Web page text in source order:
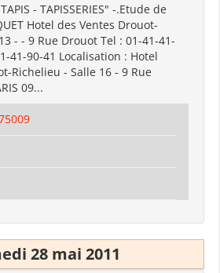
- TAPISSERIES" -.Etude de
Hotel des Ventes Drouot-
- - 9 Rue Drouot Tel : 01-41-41-
41-90-41 Localisation : Hotel
Richelieu - Salle 16 - 9 Rue
09...
28 mai 2011